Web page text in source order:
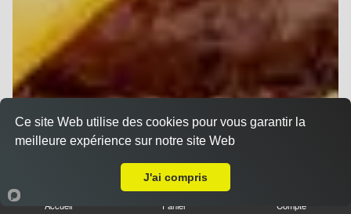
Accueil Panier Compte
Ce site Web utilise des cookies pour vous garantir la
meilleure expérience sur notre site Web
J'ai compris